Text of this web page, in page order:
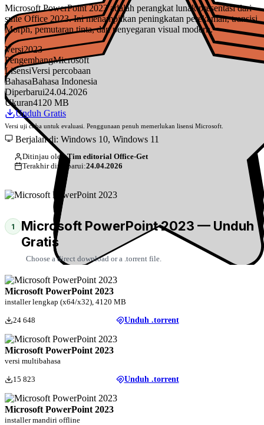
Microsoft PowerPoint 2023 adalah perangkat lunak presentasi dari
suite Office 2023. Ini menampilkan peningkatan perekaman, transisi
Morph, pemutaran tinta, dan penyegaran visual modern.
Versi2023
PengembangMicrosoft
LisensiVersi percobaan
BahasaBahasa Indonesia
Diperbarui24.04.2026
Ukuran4120 MB
Unduh Gratis
Versi uji coba untuk evaluasi. Penggunaan penuh memerlukan lisensi Microsoft.
Berjalan di: Windows 10, Windows 11
Ditinjau oleh:Tim editorial Office-Get
Terakhir diperbarui:24.04.2026
1
Microsoft PowerPoint 2023 — Unduh
Gratis
Choose a direct download or a .torrent file.
Microsoft PowerPoint 2023
installer lengkap (x64/x32), 4120 MB
24 648 Unduh .torrent
Microsoft PowerPoint 2023
versi multibahasa
15 823 Unduh .torrent
Microsoft PowerPoint 2023
installer mandiri offline